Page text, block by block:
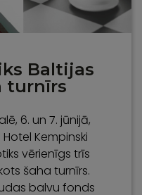
Baltijas
turnīrs
6. un 7. jūnijā,
Kempinski
vērienīgs trīs
šaha turnīrs.
balvu fonds